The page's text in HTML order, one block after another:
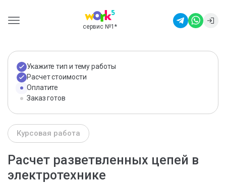
сервис №1 *
Укажите тип и тему работы
Расчет стоимости
Оплатите
Заказ готов
Курсовая работа
Расчет разветвленных цепей в
электротехнике